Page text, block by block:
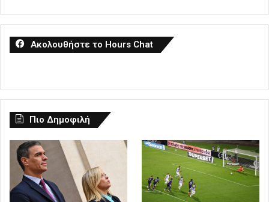
Ακολουθήστε το Hours Chat
Πιο Δημοφιλή